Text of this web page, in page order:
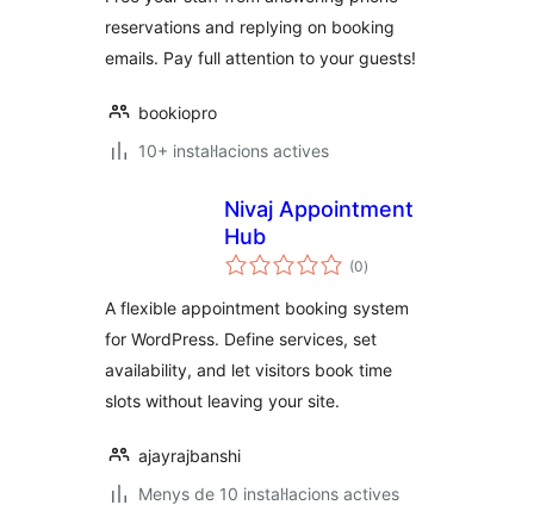
reservations and replying on booking
emails. Pay full attention to your guests!
bookiopro
10+ instal·lacions actives
Nivaj Appointment
Hub
(0puntuacions
totals
)
A flexible appointment booking system
for WordPress. Define services, set
availability, and let visitors book time
slots without leaving your site.
ajayrajbanshi
Menys de 10 instal·lacions actives